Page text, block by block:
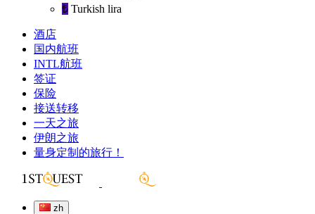
₺‎ Turkish lira
酒店
国内航班
INTL航班
签证
保险
接送转移
一天之旅
伊朗之旅
量身定制的旅行！
zh